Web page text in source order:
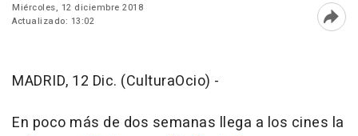
Miércoles, 12 diciembre 2018
Actualizado: 13:02
MADRID, 12 Dic. (CulturaOcio) -
En poco más de dos semanas llega a los cines la